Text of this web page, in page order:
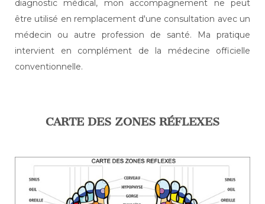
diagnostic médical, mon accompagnement ne peut
être utilisé en remplacement d'une consultation avec un
médecin ou autre profession de santé. Ma pratique
intervient en complément de la médecine officielle
conventionnelle.
CARTE DES ZONES RÉFLEXES